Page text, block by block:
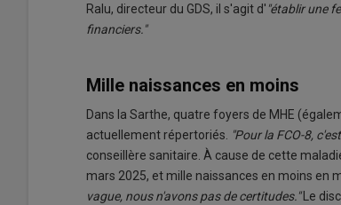
Ralu, directeur du GDS, il s'agit d' "établir une
financiers."
Mille naissances en moins
Dans la Sarthe, quatre foyers de MHE
actuellement répertoriés. "Pour la FCO-8,
conseillère sanitaire. À cause de cette
mars 2025, et mille naissances en moins en
vague, nous n'avons pas de certitudes."Le